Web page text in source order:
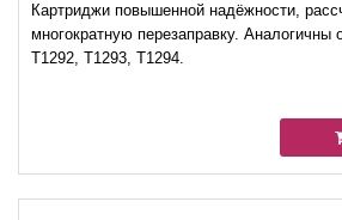
Картриджи повышенной надёжности,
многократную перезаправку. Аналогичны
T1292, T1293, T1294.